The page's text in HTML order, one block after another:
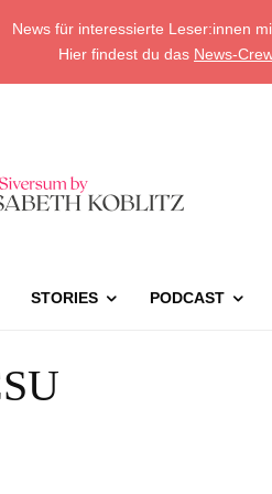
News für interessierte Leser:innen
Hier findest du das News-
STORIES PODCAST